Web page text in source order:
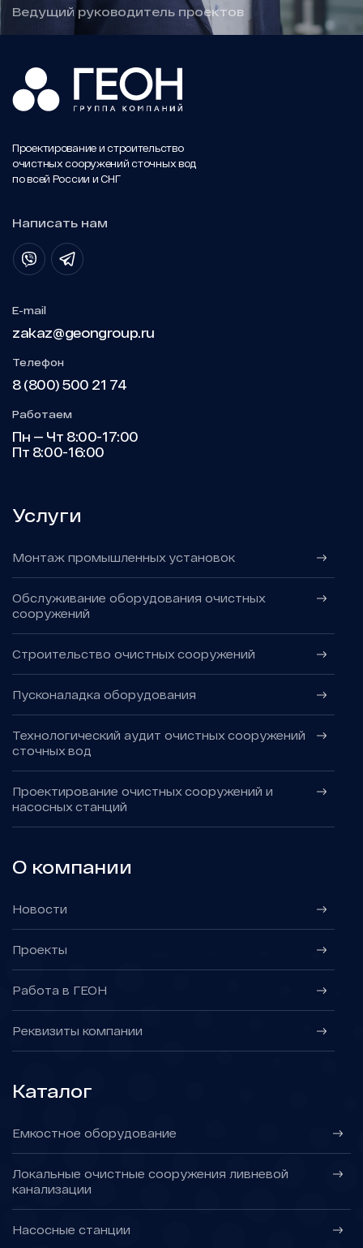
Ведущий руководитель проектов
Проектирование и строительство
очистных сооружений сточных вод
по всей России и СНГ
Написать нам
Услуги
Монтаж промышленных установок
Обслуживание оборудования очистных
сооружений
Строительство очистных сооружений
Пусконаладка оборудования
Технологический аудит очистных сооружений
сточных вод
Проектирование очистных сооружений и
насосных станций
О компании
Новости
Проекты
Работа в ГЕОН
Реквизиты компании
Каталог
Емкостное оборудование
Локальные очистные сооружения ливневой
канализации
Насосные станции
E-mail
zakaz@geongroup.ru
Телефон
8 (800) 500 21 74
Работаем
Пн — Чт 8:00-17:00
Пт 8:00-16:00